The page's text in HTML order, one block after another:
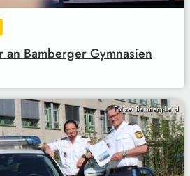
an Bamberger Gymnasien
Polizei Bamberg-Land